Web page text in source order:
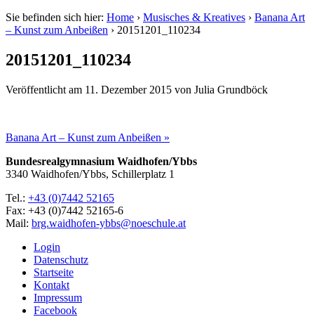
Sie befinden sich hier: Home › Musisches & Kreatives › Banana Art
– Kunst zum Anbeißen › 20151201_110234
20151201_110234
Veröffentlicht am 11. Dezember 2015 von Julia Grundböck
Banana Art – Kunst zum Anbeißen »
Bundesrealgymnasium Waidhofen/Ybbs
3340 Waidhofen/Ybbs, Schillerplatz 1
Tel.: +43 (0)7442 52165
Fax: +43 (0)7442 52165-6
Mail: brg.waidhofen-ybbs@noeschule.at
Login
Datenschutz
Startseite
Kontakt
Impressum
Facebook